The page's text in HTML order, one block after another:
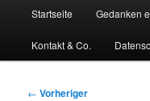
Startseite Gedanken
Kontakt & Co.
Beitragsnavigation
← Vorheriger